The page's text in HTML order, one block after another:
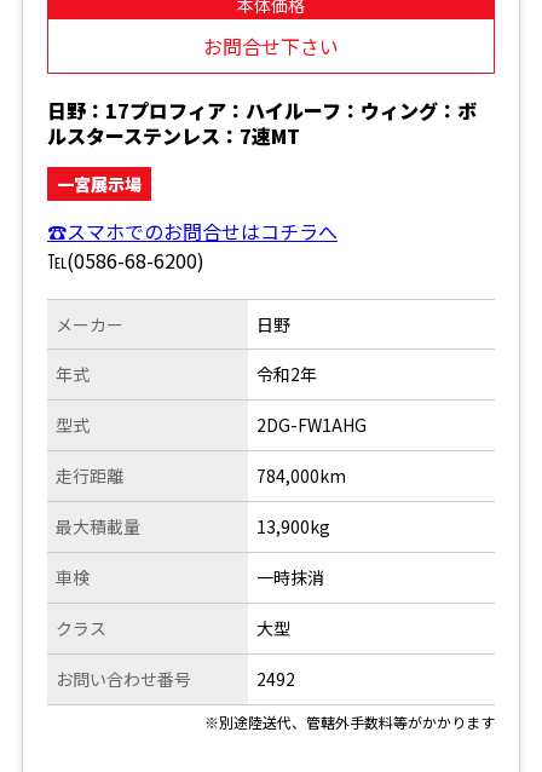
本体価格
お問合せ下さい
日野：17プロフィア：ハイルーフ：ウィング：ボ
ルスターステンレス：7速MT
一宮展示場
☎スマホでのお問合せはコチラへ
℡(0586-68-6200)
メーカー
年式
型式
走行距離
日野
令和2年
2DG-FW1AHG
784,000km
最大積載量
車検
クラス
お問い合わせ番号
13,900kg
一時抹消
大型
2492
※別途陸送代、管轄外手数料等がかかります